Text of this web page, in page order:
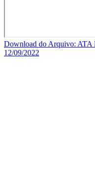
Download do Arquivo:
12/09/2022